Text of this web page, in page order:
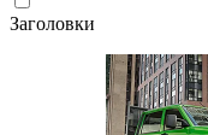
Заголовки